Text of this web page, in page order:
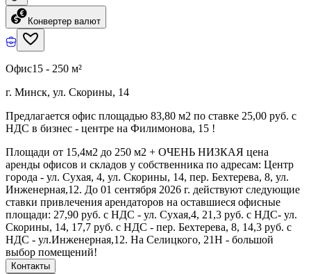
Конвертер валют
Офис15 - 250 м²
г. Минск, ул. Скорины, 14
Предлагается офис площадью 83,80 м2 по ставке 25,00 руб. с
НДС в бизнес - центре на Филимонова, 15 !
Площади от 15,4м2 до 250 м2 + ОЧЕНЬ НИЗКАЯ цена
аренды офисов и складов у собственника по адресам: Центр
города - ул. Сухая, 4, ул. Скорины, 14, пер. Бехтерева, 8, ул.
Инженерная,12. До 01 сентября 2026 г. действуют следующие
ставки привлечения арендаторов на оставшиеся офисные
площади: 27,90 руб. с НДС - ул. Сухая,4, 21,3 руб. с НДС- ул.
Скорины, 14, 17,7 руб. с НДС - пер. Бехтерева, 8, 14,3 руб. с
НДС - ул.Инженерная,12. На Селицкого, 21Н - большой
выбор помещений!
Контакты